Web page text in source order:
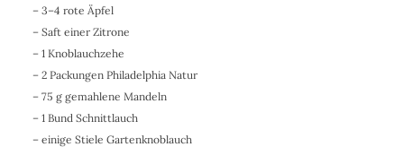
– 3–4 rote Äpfel
– Saft einer Zitrone
– 1 Knoblauchzehe
– 2 Packungen Philadelphia Natur
– 75 g gemahlene Mandeln
– 1 Bund Schnittlauch
– einige Stiele Gartenknoblauch